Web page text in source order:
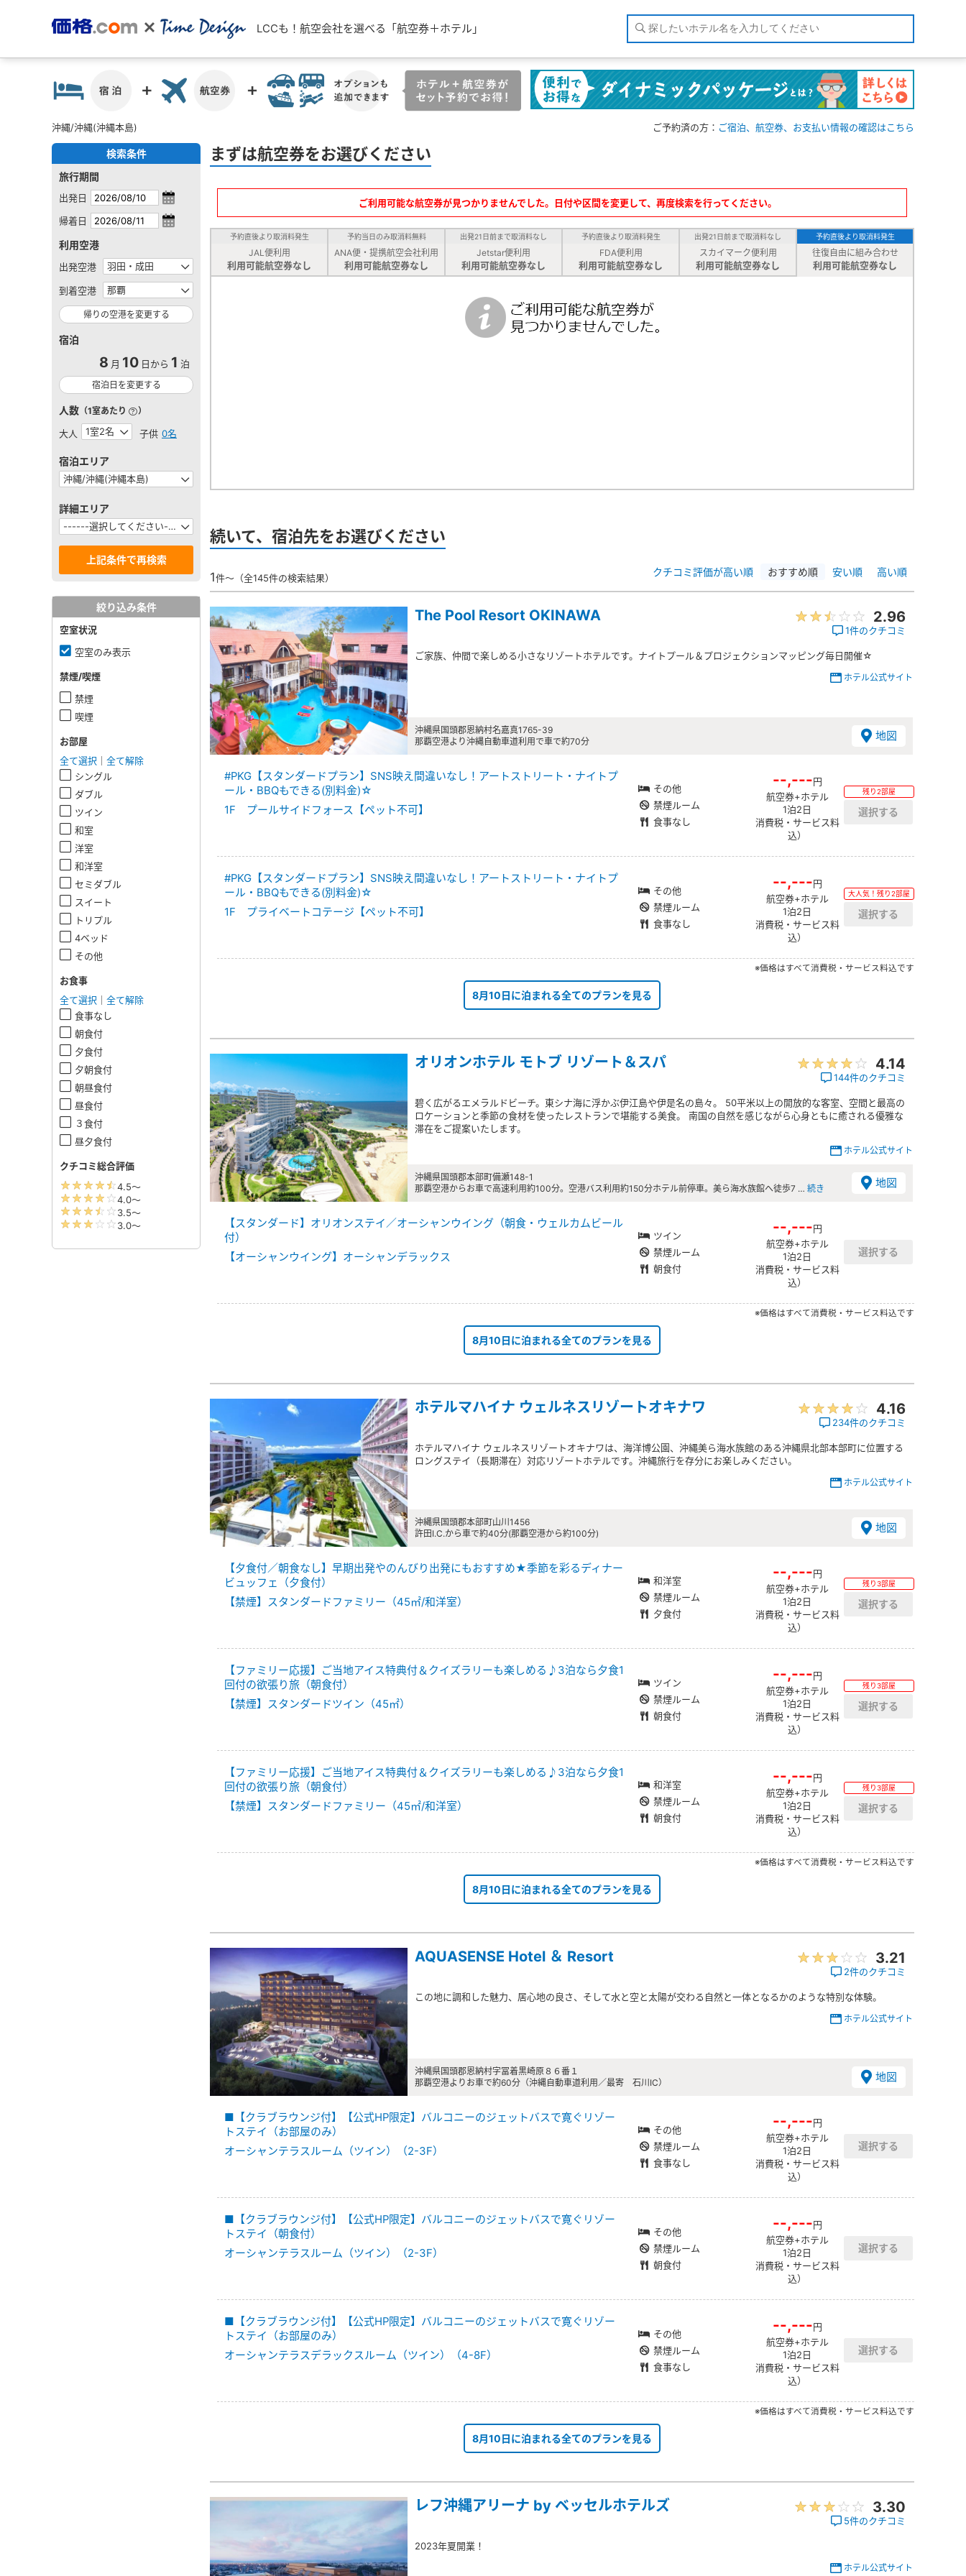
LCCも！航空会社を選べる「航空券＋ホテル」
沖縄/沖縄(沖縄本島) ご予約済の方： ご宿泊、航空券、お支払い情報の確認はこちら
検索条件
旅行期間
出発日
帰着日
利用空港
出発空港
到着空港
帰りの空港を変更する
宿泊
8 月 10 日から 1 泊
宿泊日を変更する
人数 （1室あたり ）
大人 子供 0名
宿泊エリア
詳細エリア
絞り込み条件
空室状況
空室のみ表示
禁煙/喫煙
禁煙
喫煙
お部屋
全て選択
全て解除
シングル
ダブル
ツイン
和室
洋室
和洋室
セミダブル
スイート
トリプル
4ベッド
その他
お食事
全て選択
全て解除
食事なし
朝食付
夕食付
夕朝食付
朝昼食付
昼食付
３食付
昼夕食付
クチコミ総合評価
まずは航空券をお選びください
ご利用可能な航空券が見つかりませんでした。日付や区間を変更して、再度検索を行ってください。
予約直後より取消料発生
JAL便利用
利用可能航空券なし
予約当日のみ取消料無料
ANA便・提携航空会社利用
利用可能航空券なし
出発21日前まで取消料なし
Jetstar便利用
利用可能航空券なし
予約直後より取消料発生
FDA便利用
利用可能航空券なし
出発21日前まで取消料なし
スカイマーク便利用
利用可能航空券なし
予約直後より取消料発生
往復自由に組み合わせ
利用可能航空券なし
続いて、宿泊先をお選びください
1件～（全145件の検索結果） クチコミ評価が高い順 おすすめ順 安い順 高い順
The Pool Resort OKINAWA 2.96
1件のクチコミ
ご家族、仲間で楽しめる小さなリゾートホテルです。ナイトプール＆プロジェクションマッピング毎日開催☆
ホテル公式サイト
沖縄県国頭郡恩納村名嘉真1765-39
那覇空港より沖縄自動車道利用で車で約70分
地図
#PKG【スタンダードプラン】SNS映え間違いなし！アートストリート・ナイトプ
ール・BBQもできる(別料金)☆
1F プールサイドフォース【ペット不可】
その他
禁煙ルーム
食事なし
--,---円
航空券+ホテル
1泊2日
消費税・サービス料
込）
残り2部屋
#PKG【スタンダードプラン】SNS映え間違いなし！アートストリート・ナイトプ
ール・BBQもできる(別料金)☆
1F プライベートコテージ【ペット不可】
その他
禁煙ルーム
食事なし
--,---円
航空券+ホテル
1泊2日
消費税・サービス料
込）
大人気！残り2部屋
※価格はすべて消費税・サービス料込です
8月10日に泊まれる全てのプランを見る
オリオンホテル モトブ リゾート＆スパ 4.14
144件のクチコミ
碧く広がるエメラルドビーチ。東シナ海に浮かぶ伊江島や伊是名の島々。 50平米以上の開放的な客室、空間と最高の
ロケーションと季節の食材を使ったレストランで堪能する美食。 南国の自然を感じながら心身ともに癒される優雅な
滞在をご提案いたします。
ホテル公式サイト
沖縄県国頭郡本部町備瀬148-1
那覇空港からお車で高速利用約100分。空港バス利用約150分ホテル前停車。美ら海水族館へ徒歩7 … 続き 地図
【スタンダード】オリオンステイ／オーシャンウイング（朝食・ウェルカムビール
付）
【オーシャンウイング】オーシャンデラックス
ツイン
禁煙ルーム
朝食付
--,---円
航空券+ホテル
1泊2日
消費税・サービス料
込）
※価格はすべて消費税・サービス料込です
8月10日に泊まれる全てのプランを見る
ホテルマハイナ ウェルネスリゾートオキナワ 4.16
234件のクチコミ
ホテルマハイナ ウェルネスリゾートオキナワは、海洋博公園、沖縄美ら海水族館のある沖縄県北部本部町に位置する
ロングステイ（長期滞在）対応リゾートホテルです。沖縄旅行を存分にお楽しみください。
ホテル公式サイト
沖縄県国頭郡本部町山川1456
許田I.C.から車で約40分(那覇空港から約100分)
地図
【夕食付／朝食なし】早期出発やのんびり出発にもおすすめ★季節を彩るディナー
ビュッフェ（夕食付）
【禁煙】スタンダードファミリー（45㎡/和洋室）
和洋室
禁煙ルーム
夕食付
--,---円
航空券+ホテル
1泊2日
消費税・サービス料
込）
残り3部屋
【ファミリー応援】ご当地アイス特典付＆クイズラリーも楽しめる♪3泊なら夕食1
回付の欲張り旅（朝食付）
【禁煙】スタンダードツイン（45㎡）
ツイン
禁煙ルーム
朝食付
--,---円
航空券+ホテル
1泊2日
消費税・サービス料
込）
残り3部屋
【ファミリー応援】ご当地アイス特典付＆クイズラリーも楽しめる♪3泊なら夕食1
回付の欲張り旅（朝食付）
【禁煙】スタンダードファミリー（45㎡/和洋室）
和洋室
禁煙ルーム
朝食付
--,---円
航空券+ホテル
1泊2日
消費税・サービス料
込）
残り3部屋
※価格はすべて消費税・サービス料込です
8月10日に泊まれる全てのプランを見る
AQUASENSE Hotel ＆ Resort 3.21
2件のクチコミ
この地に調和した魅力、居心地の良さ、そして水と空と太陽が交わる自然と一体となるかのような特別な体験。
ホテル公式サイト
沖縄県国頭郡恩納村字冨着黒崎原８６番１
那覇空港よりお車で約60分（沖縄自動車道利用／最寄 石川IC）
地図
■【クラブラウンジ付】【公式HP限定】バルコニーのジェットバスで寛ぐリゾー
トステイ（お部屋のみ）
オーシャンテラスルーム（ツイン）（2-3F）
その他
禁煙ルーム
食事なし
--,---円
航空券+ホテル
1泊2日
消費税・サービス料
込）
■【クラブラウンジ付】【公式HP限定】バルコニーのジェットバスで寛ぐリゾー
トステイ（朝食付）
オーシャンテラスルーム（ツイン）（2-3F）
その他
禁煙ルーム
朝食付
--,---円
航空券+ホテル
1泊2日
消費税・サービス料
込）
■【クラブラウンジ付】【公式HP限定】バルコニーのジェットバスで寛ぐリゾー
トステイ（お部屋のみ）
オーシャンテラスデラックスルーム（ツイン）（4-8F）
その他
禁煙ルーム
食事なし
--,---円
航空券+ホテル
1泊2日
消費税・サービス料
込）
※価格はすべて消費税・サービス料込です
8月10日に泊まれる全てのプランを見る
レフ沖縄アリーナ by ベッセルホテルズ 3.30
5件のクチコミ
2023年夏開業！
ホテル公式サイト